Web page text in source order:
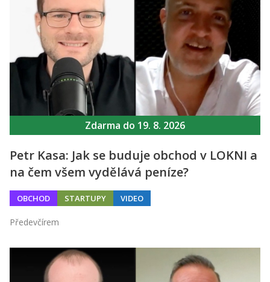
Zdarma do 19. 8. 2026
Petr Kasa: Jak se buduje obchod v LOKNI a
na čem všem vydělává peníze?
OBCHOD STARTUPY VIDEO
Předevčírem